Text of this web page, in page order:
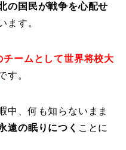
の国民が戦争を心配せ
ます。
ームとして世界将校大
す。
中、何も知らないまま
遠の眠りにつく ことに